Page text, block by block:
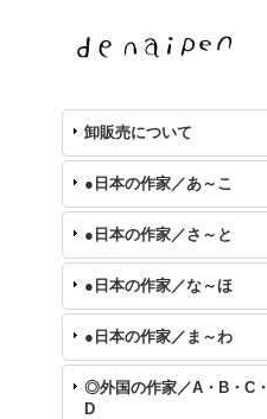
卸販売について
●日本の作家／あ～こ
●日本の作家／さ～と
●日本の作家／な～ほ
●日本の作家／ま～わ
◎外国の作家／A・B・C・
D